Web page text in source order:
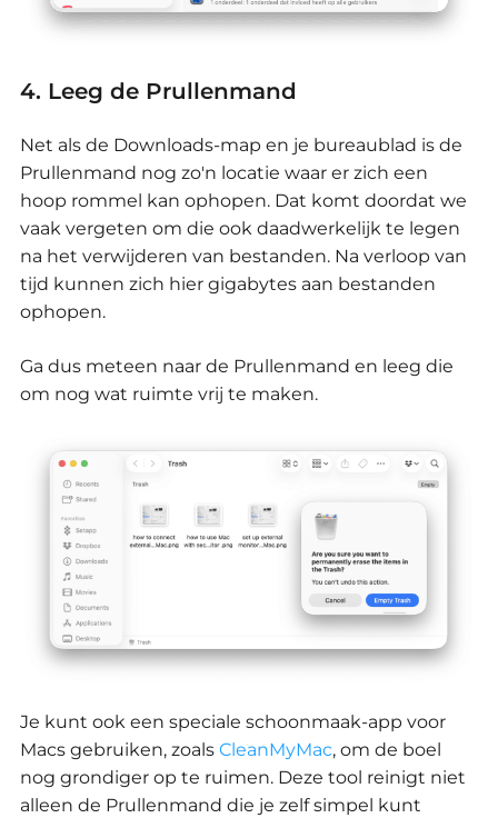
4. Leeg de Prullenmand
Net als de Downloads-map en je bureaublad is de
Prullenmand nog zo'n locatie waar er zich een
hoop rommel kan ophopen. Dat komt doordat we
vaak vergeten om die ook daadwerkelijk te legen
na het verwijderen van bestanden. Na verloop van
tijd kunnen zich hier gigabytes aan bestanden
ophopen.
Ga dus meteen naar de Prullenmand en leeg die
om nog wat ruimte vrij te maken.
Je kunt ook een speciale schoonmaak-app voor
Macs gebruiken, zoals CleanMyMac, om de boel
nog grondiger op te ruimen. Deze tool reinigt niet
alleen de Prullenmand die je zelf simpel kunt